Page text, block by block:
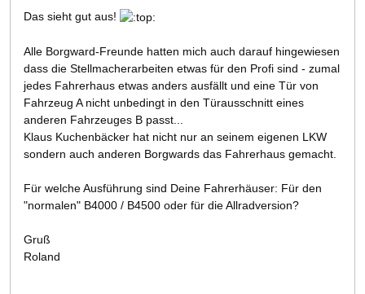
Das sieht gut aus!
Alle Borgward-Freunde hatten mich auch darauf hingewiesen
dass die Stellmacherarbeiten etwas für den Profi sind - zumal
jedes Fahrerhaus etwas anders ausfällt und eine Tür von
Fahrzeug A nicht unbedingt in den Türausschnitt eines
anderen Fahrzeuges B passt...
Klaus Kuchenbäcker hat nicht nur an seinem eigenen LKW
sondern auch anderen Borgwards das Fahrerhaus gemacht.
Für welche Ausführung sind Deine Fahrerhäuser: Für den
"normalen" B4000 / B4500 oder für die Allradversion?
Gruß
Roland